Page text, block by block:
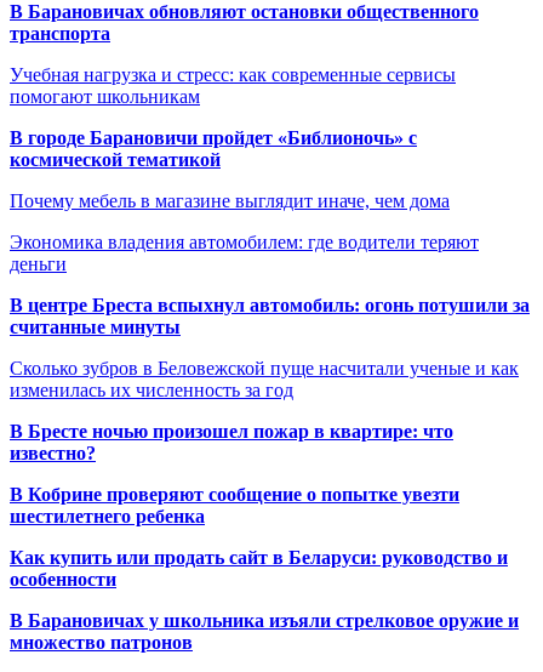
В Барановичах обновляют остановки общественного
транспорта
Учебная нагрузка и стресс: как современные сервисы
помогают школьникам
В городе Барановичи пройдет «Библионочь» с
космической тематикой
Почему мебель в магазине выглядит иначе, чем дома
Экономика владения автомобилем: где водители теряют
деньги
В центре Бреста вспыхнул автомобиль: огонь потушили за
считанные минуты
Сколько зубров в Беловежской пуще насчитали ученые и как
изменилась их численность за год
В Бресте ночью произошел пожар в квартире: что
известно?
В Кобрине проверяют сообщение о попытке увезти
шестилетнего ребенка
Как купить или продать сайт в Беларуси: руководство и
особенности
В Барановичах у школьника изъяли стрелковое оружие и
множество патронов